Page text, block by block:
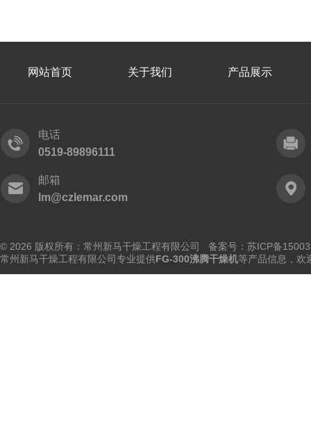
网站首页 关于我们 产品展示
电话
0519-89896111
邮箱
lm@czlemar.com
© 2026 版权所有：常州新马干燥工程有限公司 备案号： 苏ICP备
常州新马干燥工程有限公司专业提供FG-300沸腾干燥机等产品信息，欢